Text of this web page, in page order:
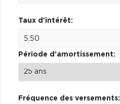
Taux d'intérêt:
Période d'amortissement:
Fréquence des versements: